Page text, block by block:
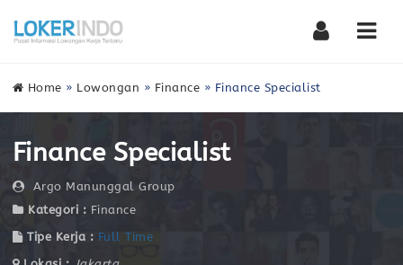
Home » Lowongan » Finance » Finance Specialist
Finance Specialist
Argo Manunggal Group
Kategori : Finance
Tipe Kerja : Full Time